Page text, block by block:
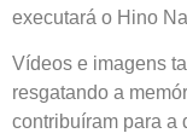
executará o Hino
Vídeos e imagens
resgatando a
contribuíram para a